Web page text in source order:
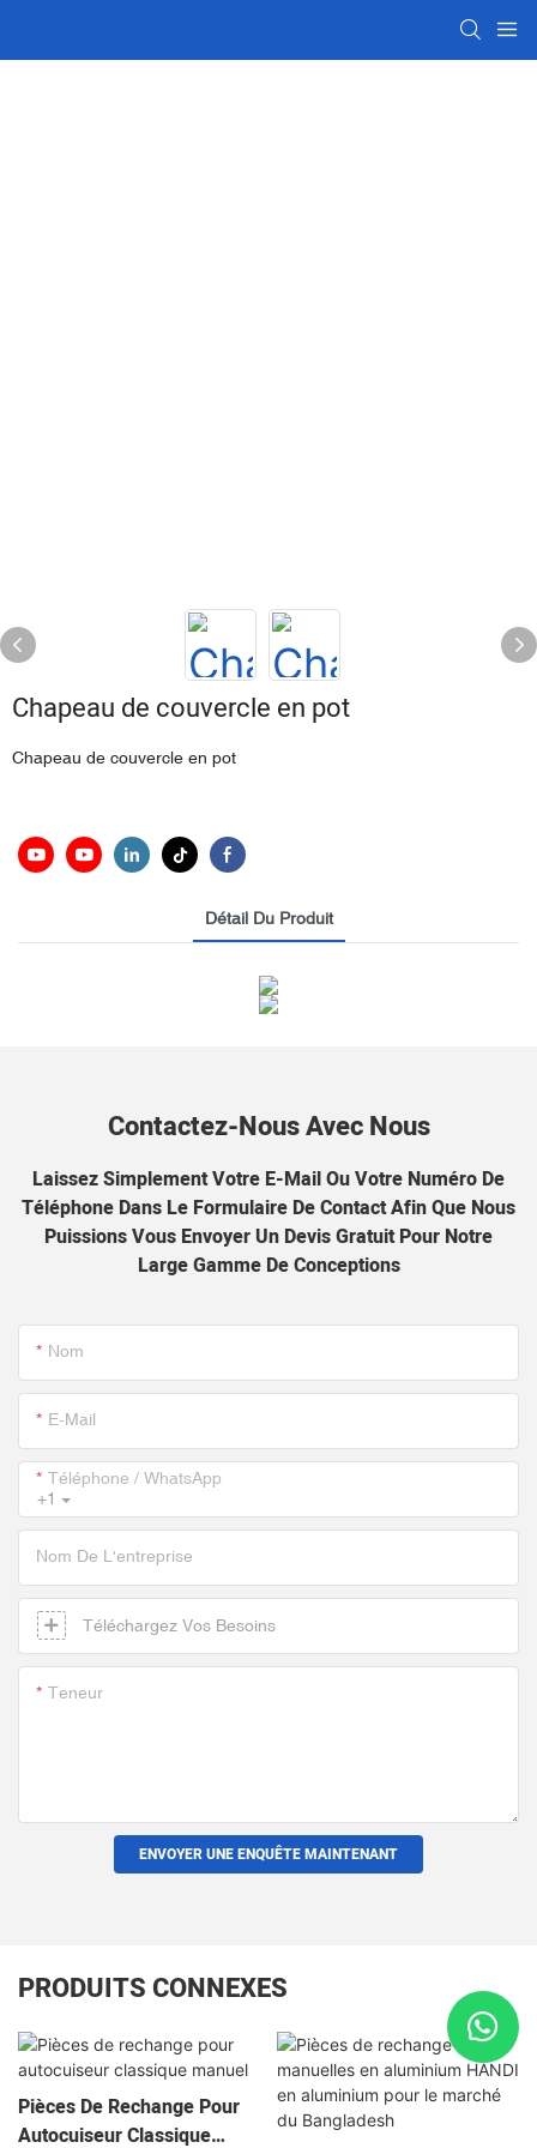
Chapeau de couvercle en pot
Chapeau de couvercle en pot
Détail Du Produit
Contactez-Nous Avec Nous
Laissez Simplement Votre E-Mail Ou Votre Numéro De
Téléphone Dans Le Formulaire De Contact Afin Que Nous
Puissions Vous Envoyer Un Devis Gratuit Pour Notre
Large Gamme De Conceptions
Nom
E-Mail
+1
Téléphone / WhatsApp
Nom De L'entreprise
Téléchargez Vos Besoins
Teneur
ENVOYER UNE ENQUÊTE MAINTENANT
PRODUITS CONNEXES
Pièces De Rechange Pour
Autocuiseur Classique